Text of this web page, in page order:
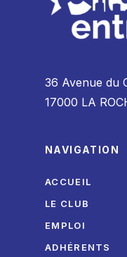
36 Avenue du
17000 LA
NAVIGATION
ACCUEIL
LE CLUB
EMPLOI
ADHÉRENTS